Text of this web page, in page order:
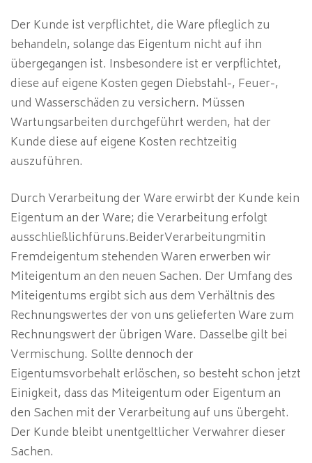
Der Kunde ist verpflichtet, die Ware pfleglich zu
behandeln, solange das Eigentum nicht auf ihn
übergegangen ist. Insbesondere ist er verpflichtet,
diese auf eigene Kosten gegen Diebstahl-, Feuer-,
und Wasserschäden zu versichern. Müssen
Wartungsarbeiten durchgeführt werden, hat der
Kunde diese auf eigene Kosten rechtzeitig
auszuführen.
Durch Verarbeitung der Ware erwirbt der Kunde kein
Eigentum an der Ware; die Verarbeitung erfolgt
ausschließlichfüruns.BeiderVerarbeitungmitin
Fremdeigentum stehenden Waren erwerben wir
Miteigentum an den neuen Sachen. Der Umfang des
Miteigentums ergibt sich aus dem Verhältnis des
Rechnungswertes der von uns gelieferten Ware zum
Rechnungswert der übrigen Ware. Dasselbe gilt bei
Vermischung. Sollte dennoch der
Eigentumsvorbehalt erlöschen, so besteht schon jetzt
Einigkeit, dass das Miteigentum oder Eigentum an
den Sachen mit der Verarbeitung auf uns übergeht.
Der Kunde bleibt unentgeltlicher Verwahrer dieser
Sachen.